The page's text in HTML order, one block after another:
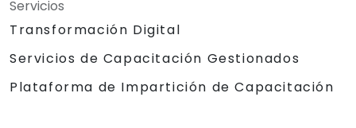
Servicios
Transformación Digital
Servicios de Capacitación Gestionados
Plataforma de Impartición de Capacitación